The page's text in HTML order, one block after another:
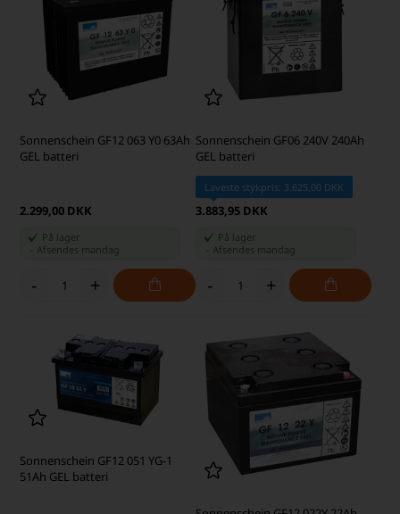
Sonnenschein GF12 063 Y0 63Ah
GEL batteri
2.299,00 DKK
På lager
-Afsendes mandag
- +
Sonnenschein GF06 240V 240Ah
GEL batteri
Laveste stykpris: 3.625,00 DKK
3.883,95 DKK
På lager
Afsendes mandag
- +
Sonnenschein GF12 051 YG-1
51Ah GEL batteri